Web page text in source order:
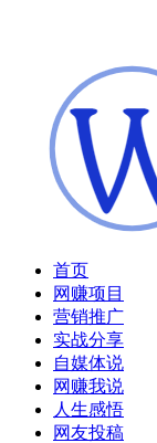
首页
网赚项目
营销推广
实战分享
自媒体说
网赚我说
人生感悟
网友投稿